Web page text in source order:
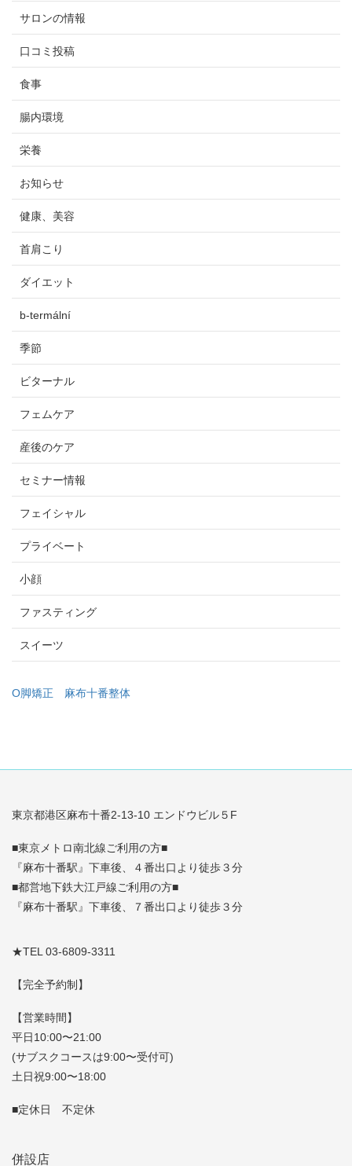
サロンの情報
口コミ投稿
食事
腸内環境
栄養
お知らせ
健康、美容
首肩こり
ダイエット
b-termální
季節
ビターナル
フェムケア
産後のケア
セミナー情報
フェイシャル
プライベート
小顔
ファスティング
スイーツ
O脚矯正 麻布十番整体
東京都港区麻布十番2-13-10 エンドウビル５F
■東京メトロ南北線ご利用の方■
『麻布十番駅』下車後、４番出口より徒歩３分
■都営地下鉄大江戸線ご利用の方■
『麻布十番駅』下車後、７番出口より徒歩３分
★TEL 03-6809-3311
【完全予約制】
【営業時間】
平日10:00〜21:00
(サブスクコースは9:00〜受付可)
土日祝9:00〜18:00
■定休日 不定休
併設店